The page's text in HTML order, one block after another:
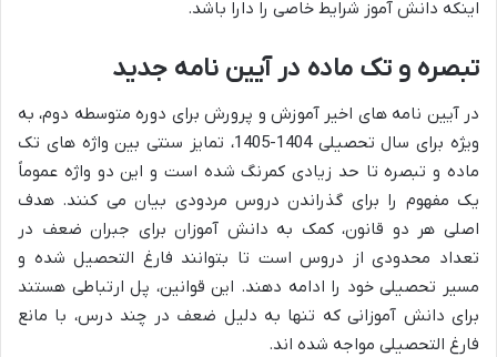
اینکه دانش آموز شرایط خاصی را دارا باشد.
تبصره و تک ماده در آیین نامه جدید
در آیین نامه های اخیر آموزش و پرورش برای دوره متوسطه دوم، به
ویژه برای سال تحصیلی 1404-1405، تمایز سنتی بین واژه های تک
ماده و تبصره تا حد زیادی کمرنگ شده است و این دو واژه عموماً
یک مفهوم را برای گذراندن دروس مردودی بیان می کنند. هدف
اصلی هر دو قانون، کمک به دانش آموزان برای جبران ضعف در
تعداد محدودی از دروس است تا بتوانند فارغ التحصیل شده و
مسیر تحصیلی خود را ادامه دهند. این قوانین، پل ارتباطی هستند
برای دانش آموزانی که تنها به دلیل ضعف در چند درس، با مانع
فارغ التحصیلی مواجه شده اند.